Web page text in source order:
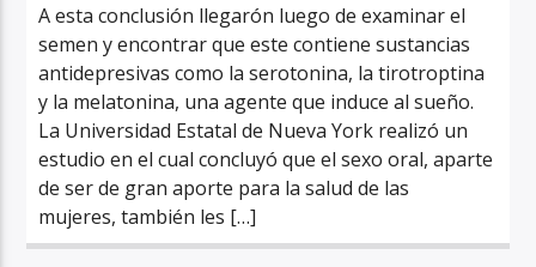
A esta conclusión llegarón luego de examinar el
semen y encontrar que este contiene sustancias
antidepresivas como la serotonina, la tirotroptina
y la melatonina, una agente que induce al sueño.
La Universidad Estatal de Nueva York realizó un
estudio en el cual concluyó que el sexo oral, aparte
de ser de gran aporte para la salud de las
mujeres, también les […]